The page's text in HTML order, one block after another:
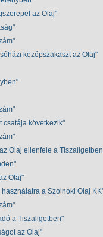
az Olaj
középszakaszt az Olaj
csatája következik
Olaj ellenfele a Tiszaligetben
Olaj
a Szolnoki Olaj KK
a Tiszaligetben
az Olaj